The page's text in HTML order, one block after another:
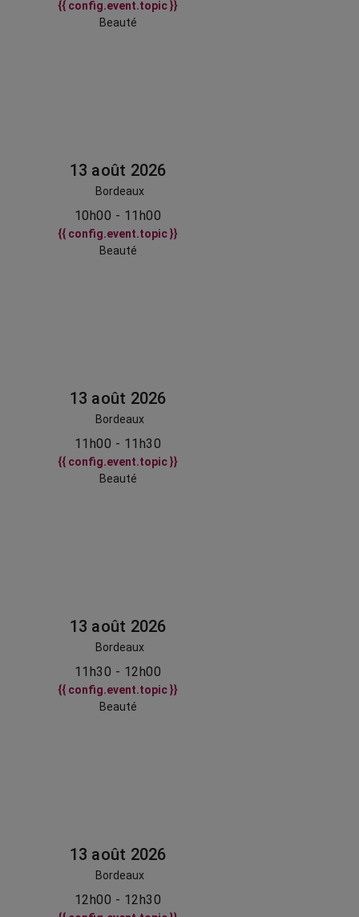
{{ config.event.topic }}
Beauté
13 août 2026
Bordeaux
10h00 - 11h00
{{ config.event.topic }}
Beauté
13 août 2026
Bordeaux
11h00 - 11h30
{{ config.event.topic }}
Beauté
13 août 2026
Bordeaux
11h30 - 12h00
{{ config.event.topic }}
Beauté
13 août 2026
Bordeaux
12h00 - 12h30